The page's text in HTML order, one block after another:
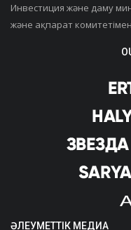
Инвестиция және даму
және ақпарат
ӘЛЕУМЕТТІК МЕДИА